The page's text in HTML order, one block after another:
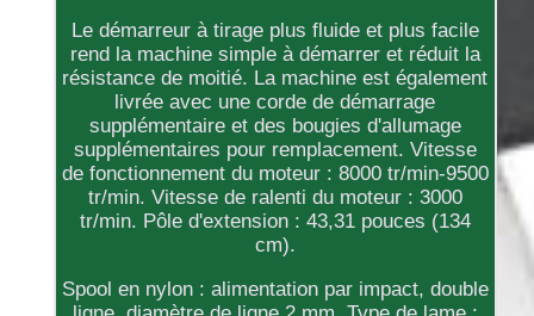
Le démarreur à tirage plus fluide et plus facile
rend la machine simple à démarrer et réduit la
résistance de moitié. La machine est également
livrée avec une corde de démarrage
supplémentaire et des bougies d'allumage
supplémentaires pour remplacement. Vitesse
de fonctionnement du moteur : 8000 tr/min-9500
tr/min. Vitesse de ralenti du moteur : 3000
tr/min. Pôle d'extension : 43,31 pouces (134
cm).
Spool en nylon : alimentation par impact, double